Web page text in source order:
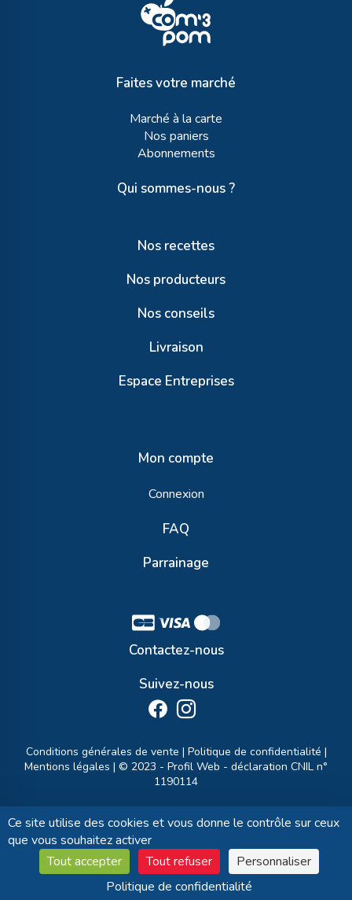
Faites votre marché
Marché à la carte
Nos paniers
Abonnements
Qui sommes-nous ?
Nos recettes
Nos producteurs
Nos conseils
Livraison
Espace Entreprises
Mon compte
Connexion
FAQ
Parrainage
Contactez-nous
Suivez-nous
Conditions générales de vente | Politique de confidentialité |
Mentions légales | © 2023 - Profil Web - déclaration CNIL n°
1190114
Ce site utilise des cookies et vous donne le contrôle sur ceux
que vous souhaitez activer
Tout accepter
Tout refuser
Personnaliser
Politique de confidentialité